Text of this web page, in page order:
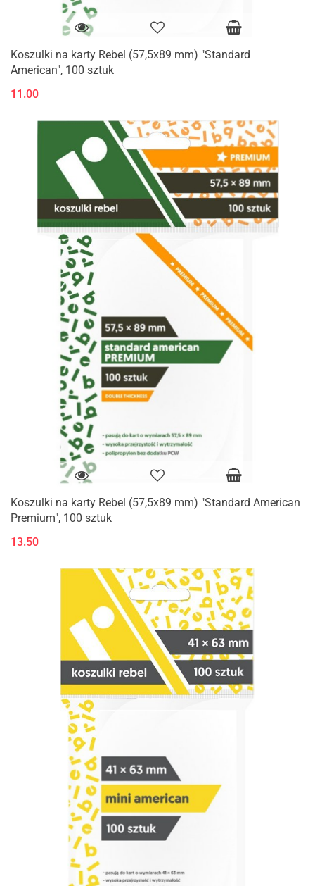
Koszulki na karty Rebel (57,5x89 mm) "Standard
American", 100 sztuk
11.00
Koszulki na karty Rebel (57,5x89 mm) "Standard American
Premium", 100 sztuk
13.50